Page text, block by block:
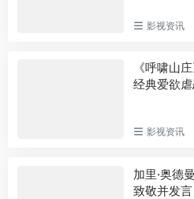
影视资讯
《呼啸山
经典爱欲
影视资讯
加里·奥德
致敬并发言